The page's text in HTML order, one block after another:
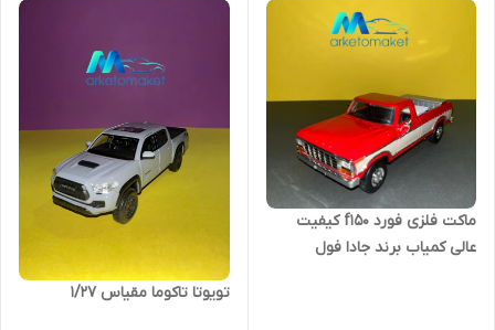
ماکت فلزی فورد f150 کیفیت
عالی کمیاب برند جادا فول
تویوتا تاکوما مقیاس ۱/۲۷